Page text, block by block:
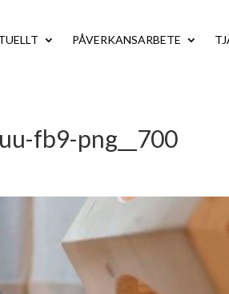
PÅVERKANSARBETE
fb9-png__700